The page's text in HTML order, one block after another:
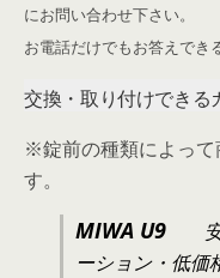
にお問い合わせ下さい。
お電話だけでもお答えでき
交換・取り付けでき
※錠前の種類によって
す。
MIWA U9 安
ーション・低価